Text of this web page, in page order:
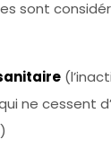
sont
ne cessent